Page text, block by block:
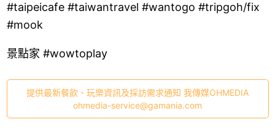
#taipeicafe #taiwantravel #wantogo #tripgoh/fix
#mook
景點家 #wowtoplay
提供最新餐飲、玩樂資訊及採訪需求通知 我傳媒OHMEDIA
ohmedia-service@gamania.com